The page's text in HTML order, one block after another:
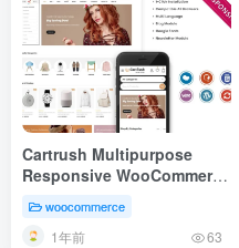
Cartrush Multipurpose
Responsive WooCommerce
Theme 多用途主题
woocommerce
1年前 63